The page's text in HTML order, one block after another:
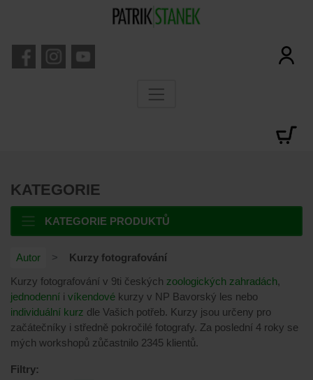
Autor
Kurzy fotografování
Kurzy fotografování v 9ti českých zoologických zahradách,
jednodenní i víkendové kurzy v NP Bavorský les nebo
individuální kurz dle Vašich potřeb. Kurzy jsou určeny pro
začátečníky i středně pokročilé fotografy. Za poslední 4 roky se
mých workshopů zůčastnilo 2345 klientů.
Filtry:
KATEGORIE
KATEGORIE PRODUKTŮ